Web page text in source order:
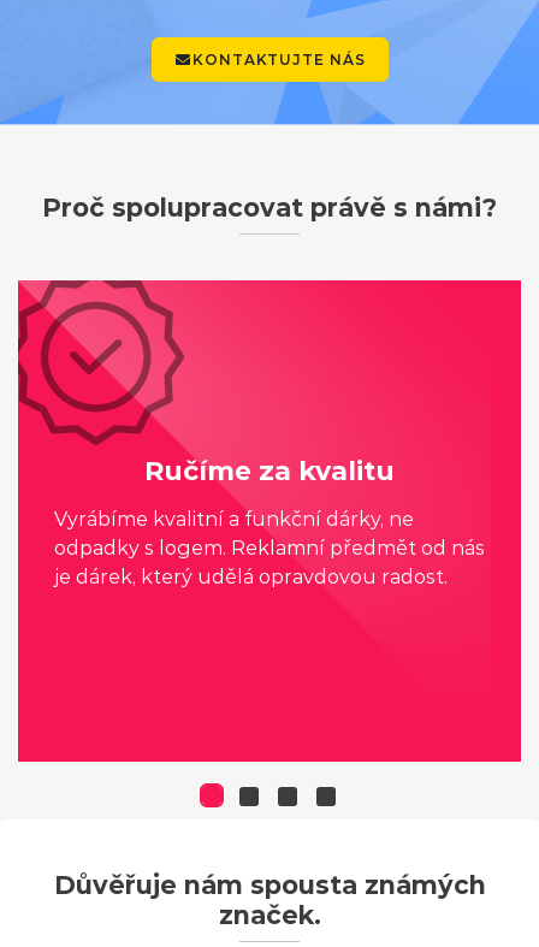
KONTAKTUJTE NÁS
Proč spolupracovat právě s námi?
Ručíme za kvalitu
Vyrábíme kvalitní a funkční dárky, ne
odpadky s logem. Reklamní předmět od nás
je dárek, který udělá opravdovou radost.
Důvěřuje nám spousta známých
značek.